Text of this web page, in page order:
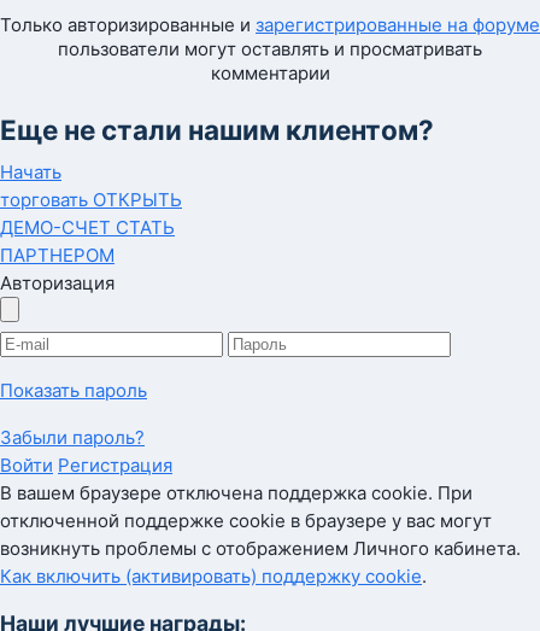
Только авторизированные и зарегистрированные на форуме
пользователи могут оставлять и просматривать
комментарии
Еще не стали нашим клиентом?
Начать
торговать ОТКРЫТЬ
ДЕМО-СЧЕТ СТАТЬ
ПАРТНЕРОМ
Авторизация
Показать пароль
Забыли пароль?
Войти Регистрация
В вашем браузере отключена поддержка cookie. При
отключенной поддержке cookie в браузере у вас могут
возникнуть проблемы с отображением Личного кабинета.
Как включить (активировать) поддержку cookie.
Наши лучшие награды: